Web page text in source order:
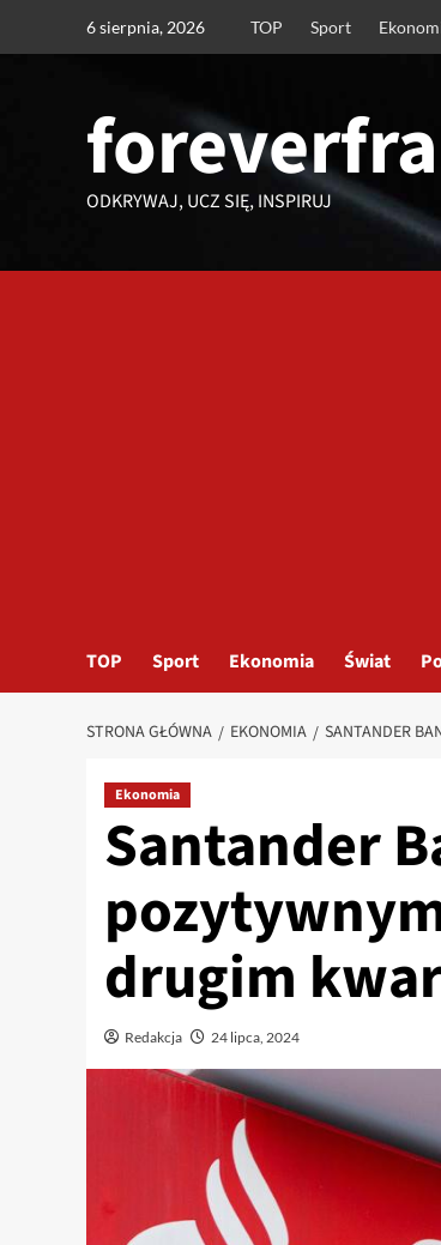
6 sierpnia, 2026 TOP Sport
ODKRYWAJ, UCZ SIĘ, INSPIRUJ
TOP Sport Ekonomia Świat
STRONA GŁÓWNA EKONOMIA SANTANDER
Ekonomia
Santander
drugim
Redakcja 24 lipca, 2024